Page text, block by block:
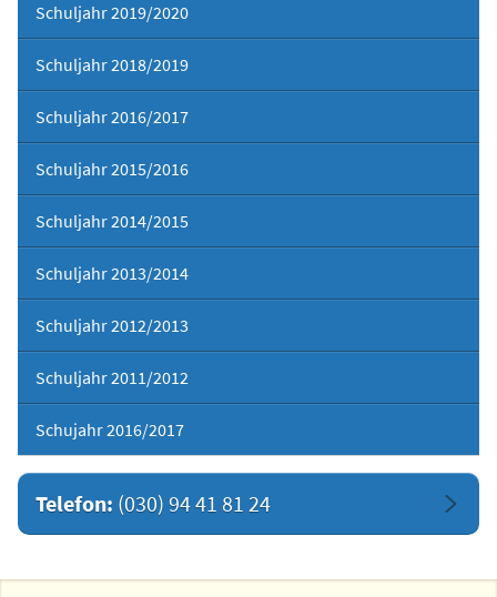
Schuljahr 2019/2020
Schuljahr 2018/2019
Schuljahr 2016/2017
Schuljahr 2015/2016
Schuljahr 2014/2015
Schuljahr 2013/2014
Schuljahr 2012/2013
Schuljahr 2011/2012
Schujahr 2016/2017
Telefon: (030) 94 41 81 24